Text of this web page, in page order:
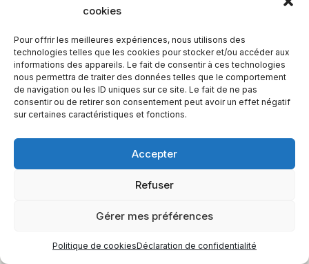
cookies
Pour offrir les meilleures expériences, nous utilisons des
technologies telles que les cookies pour stocker et/ou accéder aux
informations des appareils. Le fait de consentir à ces technologies
nous permettra de traiter des données telles que le comportement
de navigation ou les ID uniques sur ce site. Le fait de ne pas
consentir ou de retirer son consentement peut avoir un effet négatif
sur certaines caractéristiques et fonctions.
Accepter
Refuser
Gérer mes préférences
Politique de cookiesDéclaration de confidentialité